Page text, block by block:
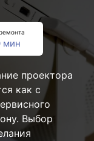
мин
проектора
как с
Выбор